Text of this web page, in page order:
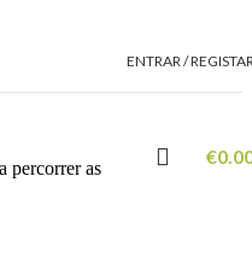
ENTRAR /
percorrer as
€